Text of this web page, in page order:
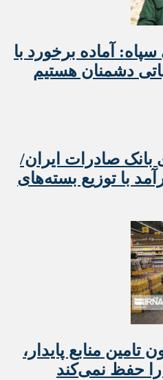
آماده برخورد با
دشمنان هستیم
نفری بانک صادرات ایران/
با توزیع بسته‌های
تامین منابع پایدار،
را حفظ نمی‌کند